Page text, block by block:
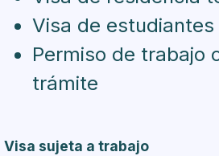
Visa de estudiantes
Permiso de trabajo
trámite
Visa sujeta a trabajo